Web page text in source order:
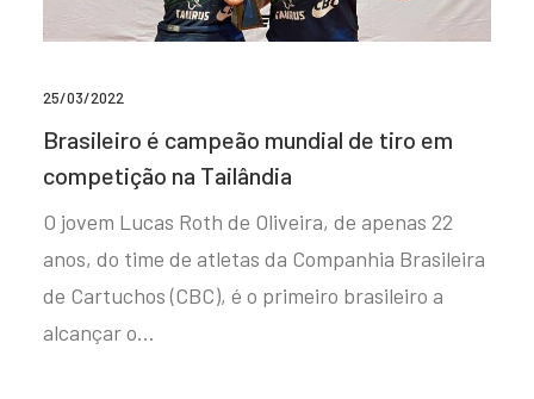
25/03/2022
Brasileiro é campeão mundial de tiro em
competição na Tailândia
O jovem Lucas Roth de Oliveira, de apenas 22
anos, do time de atletas da Companhia Brasileira
de Cartuchos (CBC), é o primeiro brasileiro a
alcançar o…